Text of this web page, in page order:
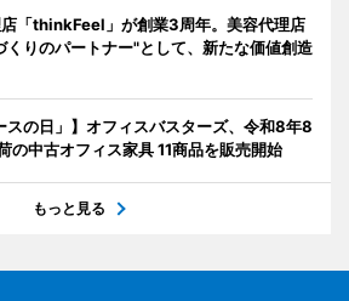
「thinkFeel」が創業3周年。美容代理店
くりのパートナー"として、新たな価値創造
スの日」】オフィスバスターズ、令和8年8
の中古オフィス家具 11商品を販売開始
もっと見る